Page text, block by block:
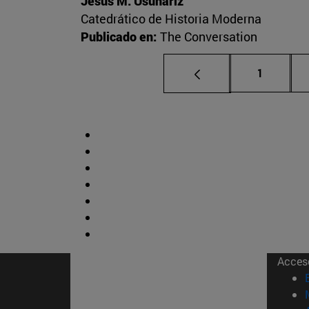
Catedrático de Historia Moderna
Publicado en: The Conversation
Página
1